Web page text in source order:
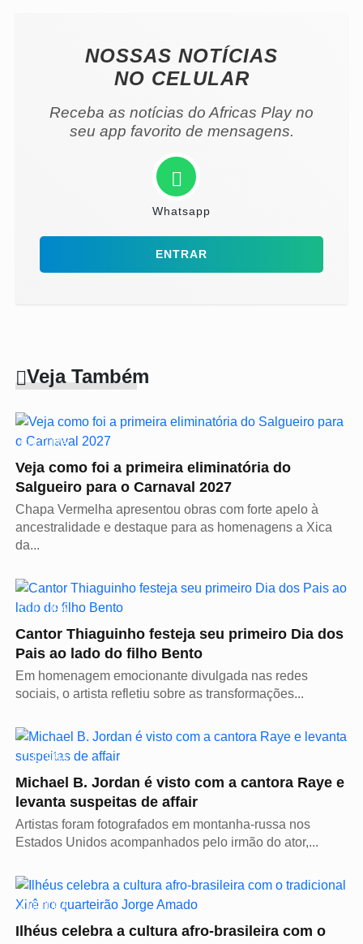
NOSSAS NOTÍCIAS
NO CELULAR
Receba as notícias do Africas Play no
seu app favorito de mensagens.
Whatsapp
ENTRAR
Veja Também
CULTURA
Veja como foi a primeira eliminatória do
Salgueiro para o Carnaval 2027
Chapa Vermelha apresentou obras com forte apelo à
ancestralidade e destaque para as homenagens a Xica
da...
CULTURA
Cantor Thiaguinho festeja seu primeiro Dia dos
Pais ao lado do filho Bento
Em homenagem emocionante divulgada nas redes
sociais, o artista refletiu sobre as transformações...
CULTURA
Michael B. Jordan é visto com a cantora Raye e
levanta suspeitas de affair
Artistas foram fotografados em montanha-russa nos
Estados Unidos acompanhados pelo irmão do ator,...
CULTURA
Ilhéus celebra a cultura afro-brasileira com o